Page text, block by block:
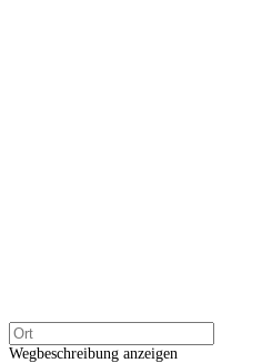
Wegbeschreibung anzeigen